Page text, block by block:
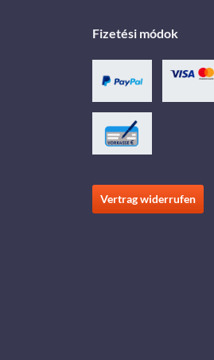
Fizetési módok
Vertrag widerrufen